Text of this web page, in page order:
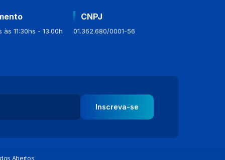
às 11:30hs - 13:00h
CNPJ
01.362.680/0001-56
Inscreva-se
Abertos